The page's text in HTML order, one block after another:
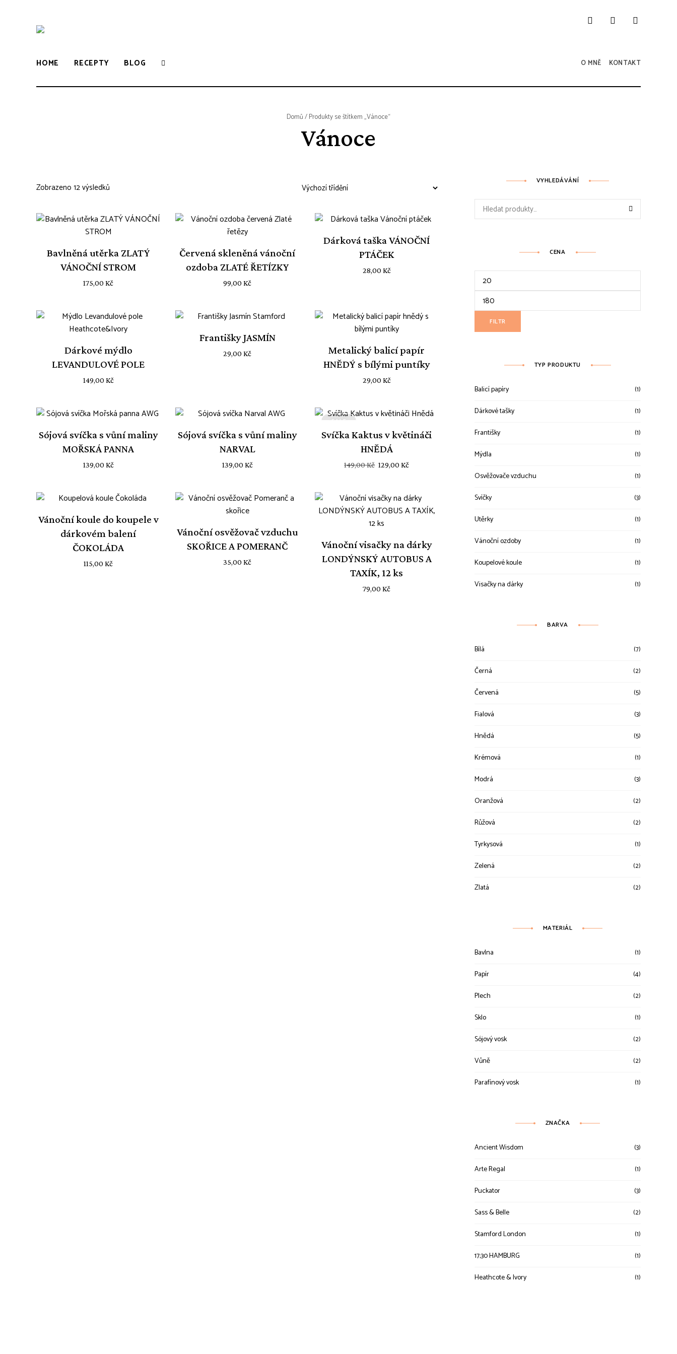
WWW.VUNE-
VANILKY.CZ
Food
zdravém,
tradičním
pečení.
HOME RECEPTY BLOG O MNĚ KONTAKT
Domů/ Produkty se štítkem „Vánoce“
Vánoce
Zobrazeno 12 výsledků
Bavlněná utěrka ZLATÝ
VÁNOČNÍ STROM
175,00 Kč
Červená skleněná vánoční
ozdoba ZLATÉ ŘETÍZKY
99,00Kč
Dárková taška VÁNOČNÍ
PTÁČEK
28,00 Kč
Dárkové mýdlo
LEVANDULOVÉ POLE
149,00 Kč
Františky JASMÍN
29,00Kč
Metalický balicí papír
HNĚDÝ s bílými puntíky
29,00 Kč
Sójová svíčka s vůní maliny
MOŘSKÁ PANNA
139,00 Kč
Sójová svíčka s vůní maliny
NARVAL
139,00 Kč
SALE
Svíčka Kaktus v květináči
HNĚDÁ
149,00Kč Původní
149,00 Kč.
129,00KčAktuální
129,00 Kč.
Vánoční koule do koupele v
dárkovém balení
ČOKOLÁDA
115,00 Kč
Vánoční osvěžovač vzduchu
SKOŘICE A POMERANČ
35,00Kč
Vánoční visačky na dárky
LONDÝNSKÝ AUTOBUS A
TAXÍK, 12 ks
79,00Kč
VYHLEDÁVÁNÍ
Hledat:
CENA
Minimální
cena
Maximální
FILTR
TYP PRODUKTU
Balicí papíry (1)
Dárkové tašky (1)
Františky (1)
Mýdla (1)
Osvěžovače vzduchu (1)
Svíčky (3)
Utěrky (1)
Vánoční ozdoby (1)
Koupelové koule (1)
Visačky na dárky (1)
BARVA
Bílá (7)
Černá (2)
Červená (5)
Fialová (3)
Hnědá (5)
Krémová (1)
Modrá (3)
Oranžová (2)
Růžová (2)
Tyrkysová (1)
Zelená (2)
Zlatá (2)
MATERIÁL
Bavlna (1)
Papír (4)
Plech (2)
Sklo (1)
Sójový vosk (2)
Vůně (2)
Parafínový vosk (1)
ZNAČKA
Ancient Wisdom (3)
Arte Regal (1)
Puckator (3)
Sass & Belle (2)
Stamford London (1)
17;30 HAMBURG (1)
Heathcote & Ivory (1)